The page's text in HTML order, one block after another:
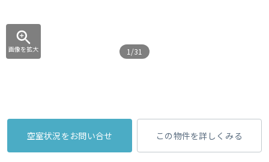
画像を拡大 1/31
空室状況をお問い合せ この物件を詳しくみる